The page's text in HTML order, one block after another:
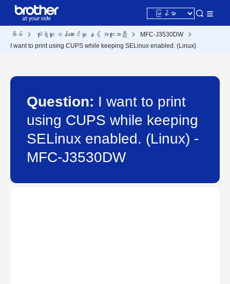
အိမ် သုံးစွဲသူ ဝန်ဆောင်မှု နှင့် အကူအညီ
MFC-J3530DW
I want to print using CUPS while keeping SELinux enabled. (Linux)
Question: I want to print
using CUPS while keeping
SELinux enabled. (Linux) -
MFC-J3530DW